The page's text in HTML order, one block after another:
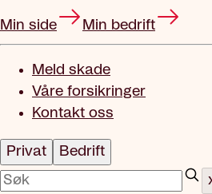
Min side Min bedrift
Meld skade
Våre forsikringer
Kontakt oss
Privat
Bedrift